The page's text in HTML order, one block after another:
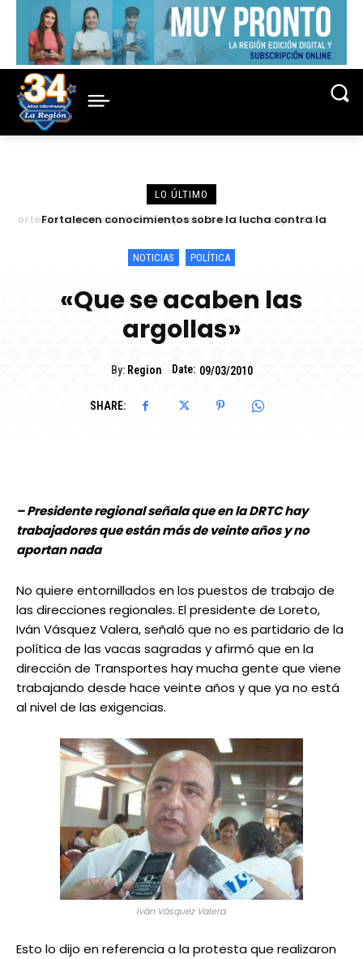
LO ÚLTIMO
Fortalecen conocimientos sobre la lucha contra la
Corte de Loreto
NOTICIAS POLÍTICA
«Que se acaben las
argollas»
By: Region Date: 09/03/2010
SHARE:
– Presidente regional señala que en la DRTC hay
trabajadores que están más de veinte años y no
aportan nada
No quiere entornillados en los puestos de trabajo de
las direcciones regionales. El presidente de Loreto,
Iván Vásquez Valera, señaló que no es partidario de la
política de las vacas sagradas y afirmó que en la
dirección de Transportes hay mucha gente que viene
trabajando desde hace veinte años y que ya no está
al nivel de las exigencias.
Iván Vásquez Valera.
Esto lo dijo en referencia a la protesta que realizaron